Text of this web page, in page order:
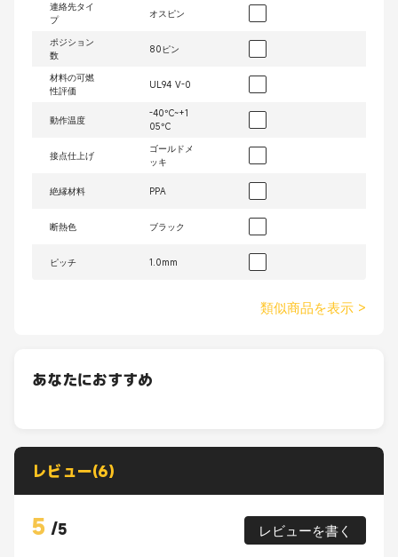
連絡先タイ
プ
オスピン
ポジション
数
80ピン
材料の可燃
性評価
UL94 V-0
動作温度
-40°C~+1
05°C
接点仕上げ
ゴールドメ
ッキ
絶縁材料 PPA
断熱色 ブラック
ピッチ 1.0mm
類似商品を表示 >
あなたにおすすめ
レビュー(6)
5 /5 レビューを書く